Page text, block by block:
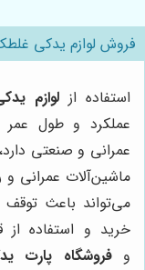
فروش لوازم یدکی
استفاده از لوازم
عملکرد و طول عمر
عمرانی و صنعتی
ماشین‌آلات عمرانی
می‌تواند باعث توقف
خرید و استفاده
و فروشگاه پارت